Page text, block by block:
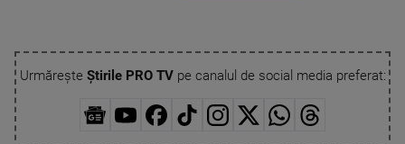
Urmărește Știrile PRO TVpe canalul de social media preferat: